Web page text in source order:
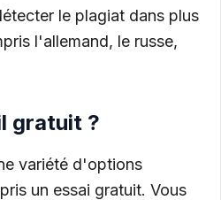
le plagiat dans plus
l'allemand, le russe,
gratuit ?
variété d'options
un essai gratuit. Vous